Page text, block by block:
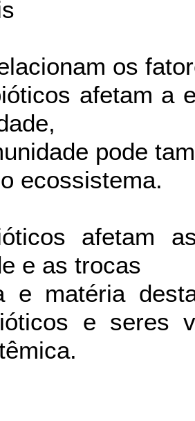
os
afetam a
pode
ecossistema.
afetam
e as trocas
e matéria
e seres